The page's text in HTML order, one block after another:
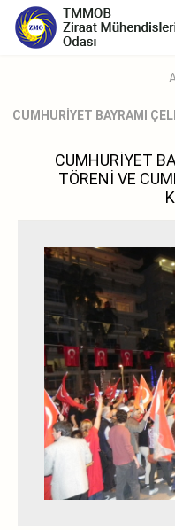
CUMHURİYET BAYRAMI
CUMHURİYET
TÖRENİ VE